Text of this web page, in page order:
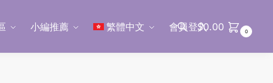
小編推薦 繁體中文 會員登入
$0.00 0